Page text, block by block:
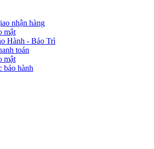
nhận hàng
mật
Hành - Bảo Trì
toán
mật
bảo hành